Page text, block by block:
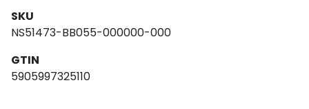
SKU
NS51473-BB055-000000-000
GTIN
5905997325110